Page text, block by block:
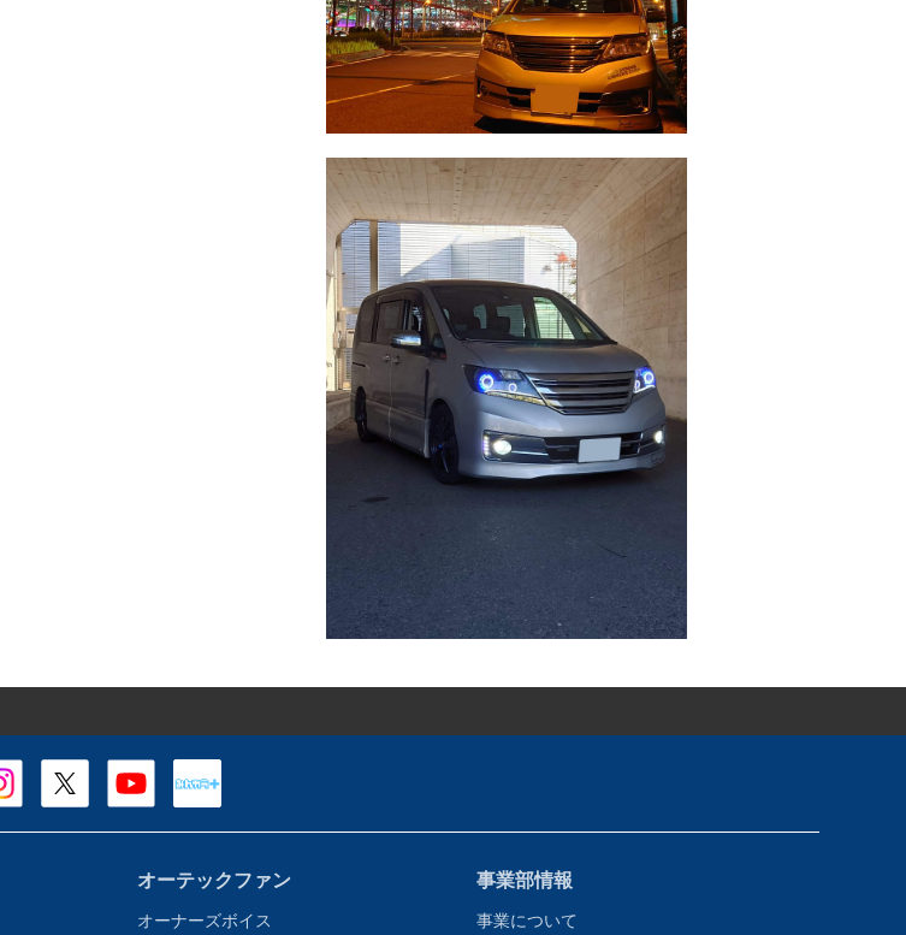
オーテックファン
オーナーズボイス
事業部情報
事業について